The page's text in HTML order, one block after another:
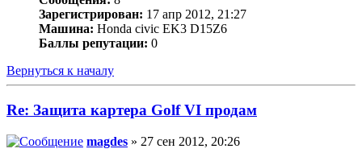
Зарегистрирован: 17 апр 2012, 21:27
Машина: Honda civic EK3 D15Z6
Баллы репутации: 0
Вернуться к началу
Re: Защита картера Golf VI продам
magdes » 27 сен 2012, 20:26